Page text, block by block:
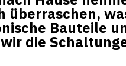
überraschen,
Bauteile
die